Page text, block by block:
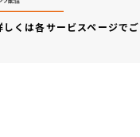
くは各サービスページでご